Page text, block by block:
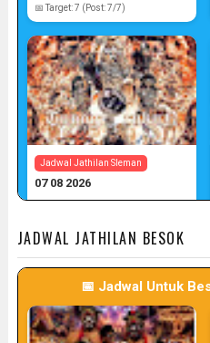
📅 Target: 7 (Post: 7/7)
Jadwal Jathilan Sleman
07 08 2026
JADWAL JATHILAN BESOK
📅 Jadwal Untuk